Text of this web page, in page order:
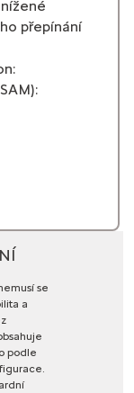
přepínání
se
a
podle